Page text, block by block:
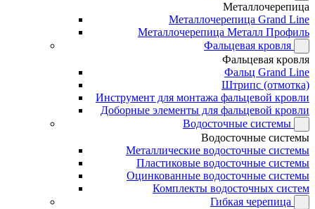
Металлочерепица
Металлочерепица Grand Line
Металлочерепица Металл Профиль
Фальцевая кровля
Фальцевая кровля
Фальц Grand Line
Штрипс (отмотка)
Инструмент для монтажа фальцевой кровли
Доборные элементы для фальцевой кровли
Водосточные системы
Водосточные системы
Металлические водосточные системы
Пластиковые водосточные системы
Оцинкованные водосточные системы
Комплекты водосточных систем
Гибкая черепица